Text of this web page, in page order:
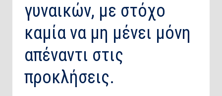
γυναικών, με στόχο
καμία να μη μένει μόνη
απέναντι στις
προκλήσεις.